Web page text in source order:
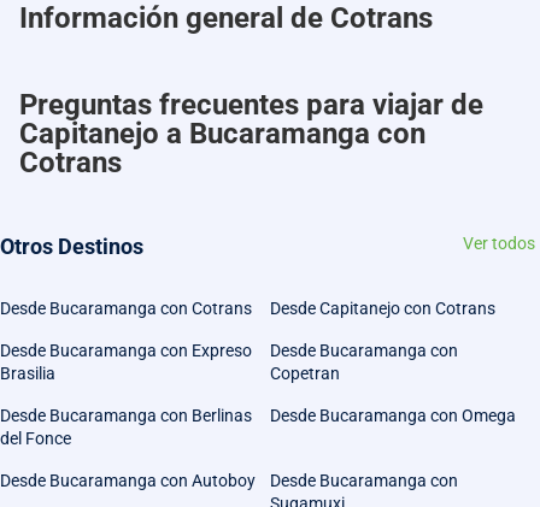
Información general de Cotrans
Preguntas frecuentes para viajar de
Capitanejo a Bucaramanga con
Cotrans
Otros Destinos Ver todos
Desde Bucaramanga con Cotrans Desde Capitanejo con Cotrans
Desde Bucaramanga con Expreso
Brasilia
Desde Bucaramanga con
Copetran
Desde Bucaramanga con Berlinas
del Fonce
Desde Bucaramanga con Omega
Desde Bucaramanga con Autoboy
Desde Bucaramanga con